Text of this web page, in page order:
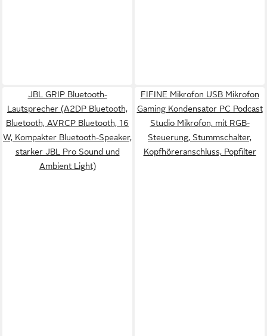
JBL GRIP Bluetooth-
Lautsprecher (A2DP Bluetooth,
Bluetooth, AVRCP Bluetooth, 16
W, Kompakter Bluetooth-Speaker,
starker JBL Pro Sound und
Ambient Light)
FIFINE Mikrofon USB Mikrofon
Gaming Kondensator PC Podcast
Studio Mikrofon, mit RGB-
Steuerung, Stummschalter,
Kopfhöreranschluss, Popfilter